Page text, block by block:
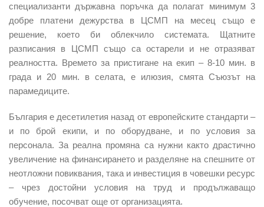
специализанти държавна поръчка да полагат минимум 3
добре платени дежурства в ЦСМП на месец също е
решение, което би облекчило системата. Щатните
разписания в ЦСМП също са остарели и не отразяват
реалността. Времето за пристигане на екип – 8-10 мин. в
града и 20 мин. в селата, е илюзия, смята Съюзът на
парамедиците.
България е десетилетия назад от европейските стандарти –
и по брой екипи, и по оборудване, и по условия за
персонала. За реална промяна са нужни както драстично
увеличение на финансирането и разделяне на спешните от
неотложни повиквания, така и инвестиция в човешки ресурс
– чрез достойни условия на труд и продължаващо
обучение, посочват още от организацията.